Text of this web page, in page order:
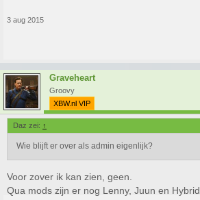
3 aug 2015
Graveheart
Groovy
XBW.nl VIP
Daz zei: ↑
Wie blijft er over als admin eigenlijk?
Voor zover ik kan zien, geen.
Qua mods zijn er nog Lenny, Juun en Hybrid.